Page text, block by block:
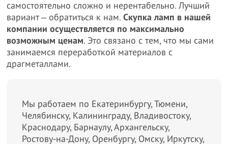
самостоятельно сложно и нерентабельно. Лучший
вариант ‒ обратиться к нам.Скупка ламп в нашей
компании осуществляется по максимально
возможным ценам. Это связано с тем, что мы сами
занимаемся переработкой материалов с
драгметаллами.
Мы работаем по Екатеринбургу, Тюмени,
Челябинску, Калининграду, Владивостоку,
Краснодару, Барнаулу, Архангельску,
Ростову-на-Дону, Оренбургу, Омску, Иркутску,